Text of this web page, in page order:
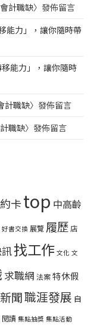
計職缺〉發佈留言
能力」，讓你隨時帶
移能力」，讓你隨時
計職缺〉發佈留言
職缺〉發佈留言
卡top 中高齡
好書交換 展覽 履歷店
找工作 文化 文
求職網 法案特休假
聞職涯發展 自
閱讀 集點抽獎 集點活動